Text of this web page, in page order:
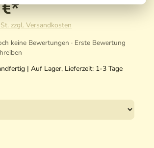
zzgl. Versandkosten
keine Bewertungen · Erste Bewertung
| Auf Lager, Lieferzeit: 1-3 Tage